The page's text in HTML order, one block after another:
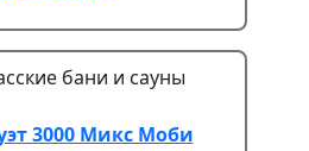
3000 Микс Моби